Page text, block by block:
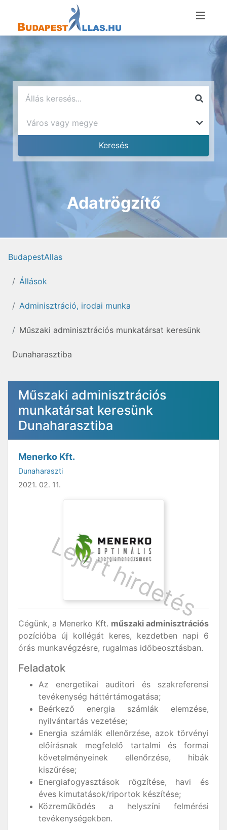
Adatrögzítő
BudapestAllas
Állások
Adminisztráció, irodai munka
Műszaki adminisztrációs munkatársat keresünk
Dunaharasztiba
Műszaki adminisztrációs
munkatársat keresünk
Dunaharasztiba
Menerko Kft.
Dunaharaszti
2021. 02. 11.
Cégünk, a Menerko Kft. műszaki adminisztrációs
pozícióba új kollégát keres, kezdetben napi 6
órás munkavégzésre, rugalmas időbeosztásban.
Feladatok
Az energetikai auditori és szakreferensi
tevékenység háttértámogatása;
Beérkező energia számlák elemzése,
nyilvántartás vezetése;
Energia számlák ellenőrzése, azok törvényi
előírásnak megfelelő tartalmi és formai
követelményeinek ellenőrzése, hibák
kiszűrése;
Energiafogyasztások rögzítése, havi és
éves kimutatások/riportok készítése;
Közreműködés a helyszíni felmérési
tevékenységekben.